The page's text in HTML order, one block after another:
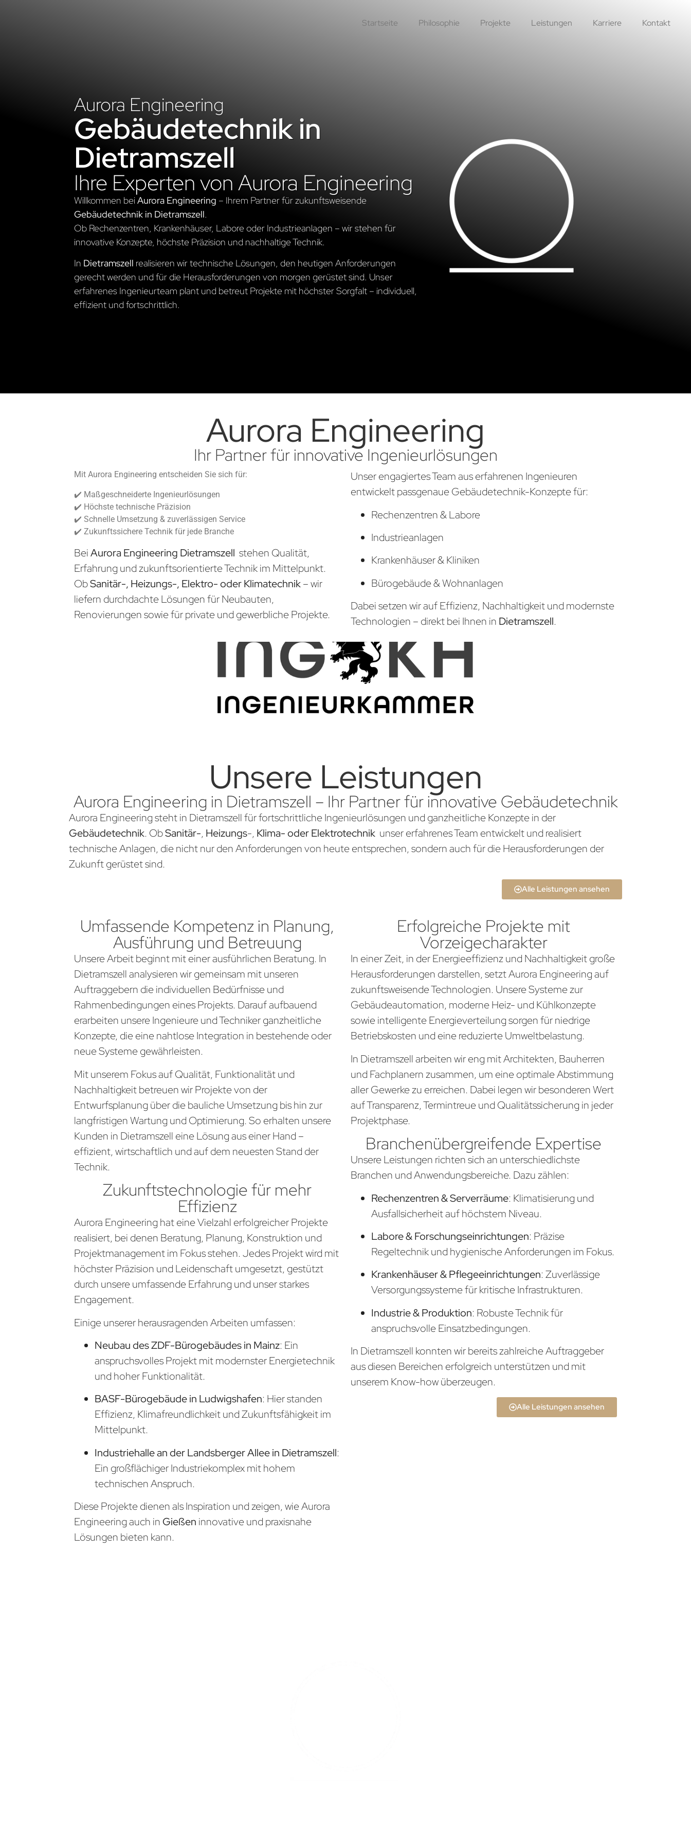
Startseite Philosophie Projekte Leistungen Karriere Kontakt
Aurora Engineering
Gebäudetechnik in
Dietramszell
Ihre Experten von Aurora Engineering
Willkommen beiAurora Engineering – Ihrem Partner für zukunftsweisende
Gebäudetechnik in Dietramszell.
Ob Rechenzentren, Krankenhäuser, Labore oder Industrieanlagen – wir stehen für
innovative Konzepte, höchste Präzision und nachhaltige Technik.
In Dietramszell realisieren wir technische Lösungen, den heutigen Anforderungen
gerecht werden und für die Herausforderungen von morgen gerüstet sind. Unser
erfahrenes Ingenieurteam plant und betreut Projekte mit höchster Sorgfalt – individuell,
effizient und fortschrittlich.
Aurora Engineering
Ihr Partner für innovative Ingenieurlösungen
Mit Aurora Engineering entscheiden Sie sich für:
✔️ Maßgeschneiderte Ingenieurlösungen
✔️ Höchste technische Präzision
✔️ Schnelle Umsetzung & zuverlässigen Service
✔️ Zukunftssichere Technik für jede Branche
BeiAurora Engineering Dietramszell stehen Qualität,
Erfahrung und zukunftsorientierte Technik im Mittelpunkt.
ObSanitär-, Heizungs-, Elektro- oder Klimatechnik– wir
liefern durchdachte Lösungen für Neubauten,
Renovierungen sowie für private und gewerbliche Projekte.
Unser engagiertes Team aus erfahrenen Ingenieuren
entwickelt passgenaue Gebäudetechnik-Konzepte für:
Rechenzentren & Labore
Industrieanlagen
Krankenhäuser & Kliniken
Bürogebäude & Wohnanlagen
Dabei setzen wir auf Effizienz, Nachhaltigkeit und modernste
Technologien – direkt bei Ihnen in Dietramszell.
Unsere Leistungen
Aurora Engineering in Dietramszell – Ihr Partner für innovative Gebäudetechnik
Aurora Engineering steht in Dietramszell für fortschrittliche Ingenieurlösungen und ganzheitliche Konzepte in der
Gebäudetechnik. ObSanitär-, Heizungs-, Klima- oder Elektrotechnik unser erfahrenes Team entwickelt und realisiert
technische Anlagen, die nicht nur den Anforderungen von heute entsprechen, sondern auch für die Herausforderungen der
Zukunft gerüstet sind.
Alle Leistungen ansehen
Umfassende Kompetenz in Planung,
Ausführung und Betreuung
Unsere Arbeit beginnt mit einer ausführlichen Beratung. In
Dietramszell analysieren wir gemeinsam mit unseren
Auftraggebern die individuellen Bedürfnisse und
Rahmenbedingungen eines Projekts. Darauf aufbauend
erarbeiten unsere Ingenieure und Techniker ganzheitliche
Konzepte, die eine nahtlose Integration in bestehende oder
neue Systeme gewährleisten.
Mit unserem Fokus auf Qualität, Funktionalität und
Nachhaltigkeit betreuen wir Projekte von der
Entwurfsplanung über die bauliche Umsetzung bis hin zur
langfristigen Wartung und Optimierung. So erhalten unsere
Kunden in Dietramszell eine Lösung aus einer Hand –
effizient, wirtschaftlich und auf dem neuesten Stand der
Technik.
Zukunftstechnologie für mehr
Effizienz
Aurora Engineering hat eine Vielzahl erfolgreicher Projekte
realisiert, bei denen Beratung, Planung, Konstruktion und
Projektmanagement im Fokus stehen. Jedes Projekt wird mit
höchster Präzision und Leidenschaft umgesetzt, gestützt
durch unsere umfassende Erfahrung und unser starkes
Engagement.
Einige unserer herausragenden Arbeiten umfassen:
Neubau des ZDF-Bürogebäudes in Mainz: Ein
anspruchsvolles Projekt mit modernster Energietechnik
und hoher Funktionalität.
BASF-Bürogebäude in Ludwigshafen: Hier standen
Effizienz, Klimafreundlichkeit und Zukunftsfähigkeit im
Mittelpunkt.
Industriehalle an der Landsberger Allee in Dietramszell:
Ein großflächiger Industriekomplex mit hohem
technischen Anspruch.
Diese Projekte dienen als Inspiration und zeigen, wie Aurora
Engineering auch in Gießen innovative und praxisnahe
Lösungen bieten kann.
Erfolgreiche Projekte mit
Vorzeigecharakter
In einer Zeit, in der Energieeffizienz und Nachhaltigkeit große
Herausforderungen darstellen, setzt Aurora Engineering auf
zukunftsweisende Technologien. Unsere Systeme zur
Gebäudeautomation, moderne Heiz- und Kühlkonzepte
sowie intelligente Energieverteilung sorgen für niedrige
Betriebskosten und eine reduzierte Umweltbelastung.
In Dietramszell arbeiten wir eng mit Architekten, Bauherren
und Fachplanern zusammen, um eine optimale Abstimmung
aller Gewerke zu erreichen. Dabei legen wir besonderen Wert
auf Transparenz, Termintreue und Qualitätssicherung in jeder
Projektphase.
Branchenübergreifende Expertise
Unsere Leistungen richten sich an unterschiedlichste
Branchen und Anwendungsbereiche. Dazu zählen:
Rechenzentren & Serverräume: Klimatisierung und
Ausfallsicherheit auf höchstem Niveau.
Labore & Forschungseinrichtungen: Präzise
Regeltechnik und hygienische Anforderungen im Fokus.
Krankenhäuser & Pflegeeinrichtungen: Zuverlässige
Versorgungssysteme für kritische Infrastrukturen.
Industrie & Produktion: Robuste Technik für
anspruchsvolle Einsatzbedingungen.
In Dietramszell konnten wir bereits zahlreiche Auftraggeber
aus diesen Bereichen erfolgreich unterstützen und mit
unserem Know-how überzeugen.
Alle Leistungen ansehen